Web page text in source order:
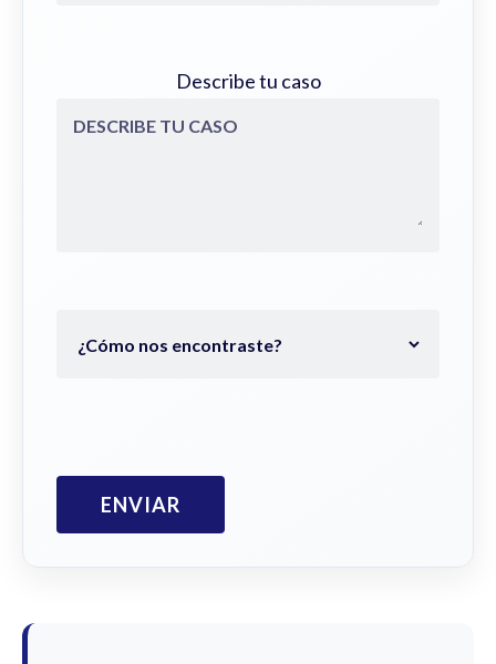
Describe tu caso